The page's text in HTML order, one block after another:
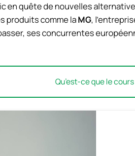
en quête de nouvelles
produits comme laMG,
ses concurrentes
Qu’est-ce que le